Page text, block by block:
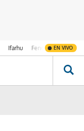
Ifarhu Fenómeno de El
EN VIVO